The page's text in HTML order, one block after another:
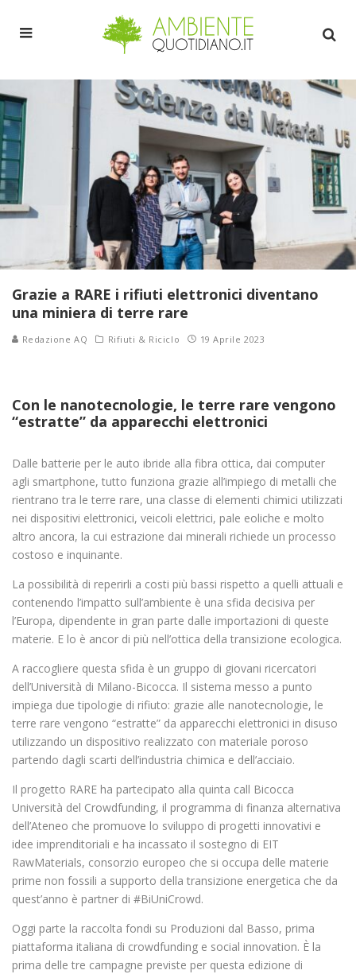
Grazie a RARE i rifiuti elettronici diventano
una miniera di terre rare
Redazione AQ Rifiuti & Riciclo 19 Aprile 2023
Con le nanotecnologie, le terre rare vengono
“estratte” da apparecchi elettronici
Dalle batterie per le auto ibride alla fibra ottica, dai computer
agli smartphone, tutto funziona grazie all’impiego di metalli che
rientrano tra le terre rare, una classe di elementi chimici utilizzati
nei dispositivi elettronici, veicoli elettrici, pale eoliche e molto
altro ancora, la cui estrazione dai minerali richiede un processo
costoso e inquinante.
La possibilità di reperirli a costi più bassi rispetto a quelli attuali e
contenendo l’impatto sull’ambiente è una sfida decisiva per
l’Europa, dipendente in gran parte dalle importazioni di queste
materie. E lo è ancor di più nell’ottica della transizione ecologica.
A raccogliere questa sfida è un gruppo di giovani ricercatori
dell’Università di Milano-Bicocca. Il sistema messo a punto
impiega due tipologie di rifiuto: grazie alle nanotecnologie, le
terre rare vengono “estratte” da apparecchi elettronici in disuso
utilizzando un dispositivo realizzato con materiale poroso
partendo dagli scarti dell’industria chimica e dell’acciaio.
Il progetto RARE ha partecipato alla quinta call Bicocca
Università del Crowdfunding, il programma di finanza alternativa
dell’Ateneo che promuove lo sviluppo di progetti innovativi e
idee imprenditoriali e ha incassato il sostegno di EIT
RawMaterials, consorzio europeo che si occupa delle materie
prime non fossili a supporto della transizione energetica che da
quest’anno è partner di #BiUniCrowd.
Oggi parte la raccolta fondi su Produzioni dal Basso, prima
piattaforma italiana di crowdfunding e social innovation. È la
prima delle tre campagne previste per questa edizione di